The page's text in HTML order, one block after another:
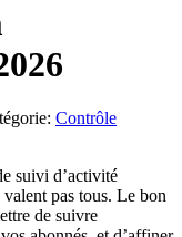
Contrôle
suivi d’activité
pas tous. Le bon
de suivre